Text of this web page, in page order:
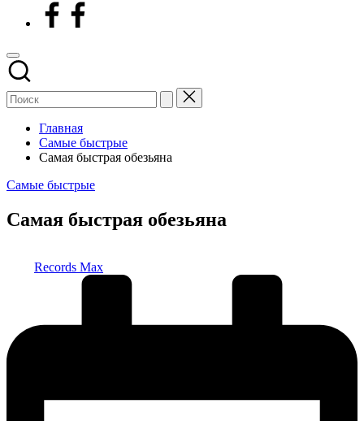
Facebook
Главная
Самые быстрые
Самая быстрая обезьяна
Опубликовано
Самые быстрые
Самая быстрая обезьяна
Records Max